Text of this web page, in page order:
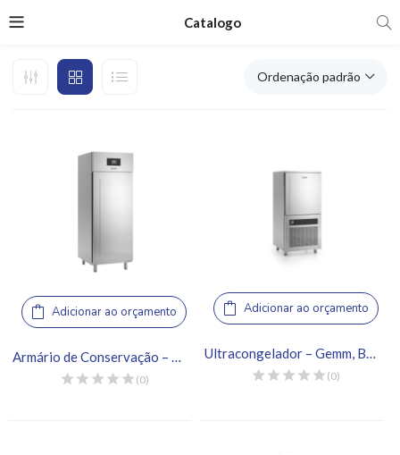
Catalogo
Ordenação padrão
Adicionar ao orçamento
Armário de Conservação – Gemm, ARG30
(0)
Adicionar ao orçamento
Ultracongelador – Gemm, BCB10
(0)